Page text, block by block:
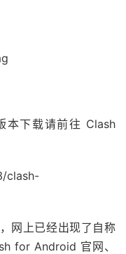
本下载请前往 Clash
clash-
网上已经出现了自称
for Android 官网、